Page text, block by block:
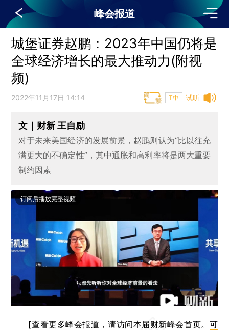
峰会报道
城堡证券赵鹏：2023年中国仍将是
全球经济增长的最大推动力(附视
频)
试听
2022年11月17日 14:14 T中
文｜财新 王自励
对于未来美国经济的发展前景，赵鹏则认为“比以往充
满更大的不确定性”，其中通胀和高利率将是两大重要
制约因素
订阅后播放完整视频
[查看更多峰会报道，请访问本届财新峰会首页。 可